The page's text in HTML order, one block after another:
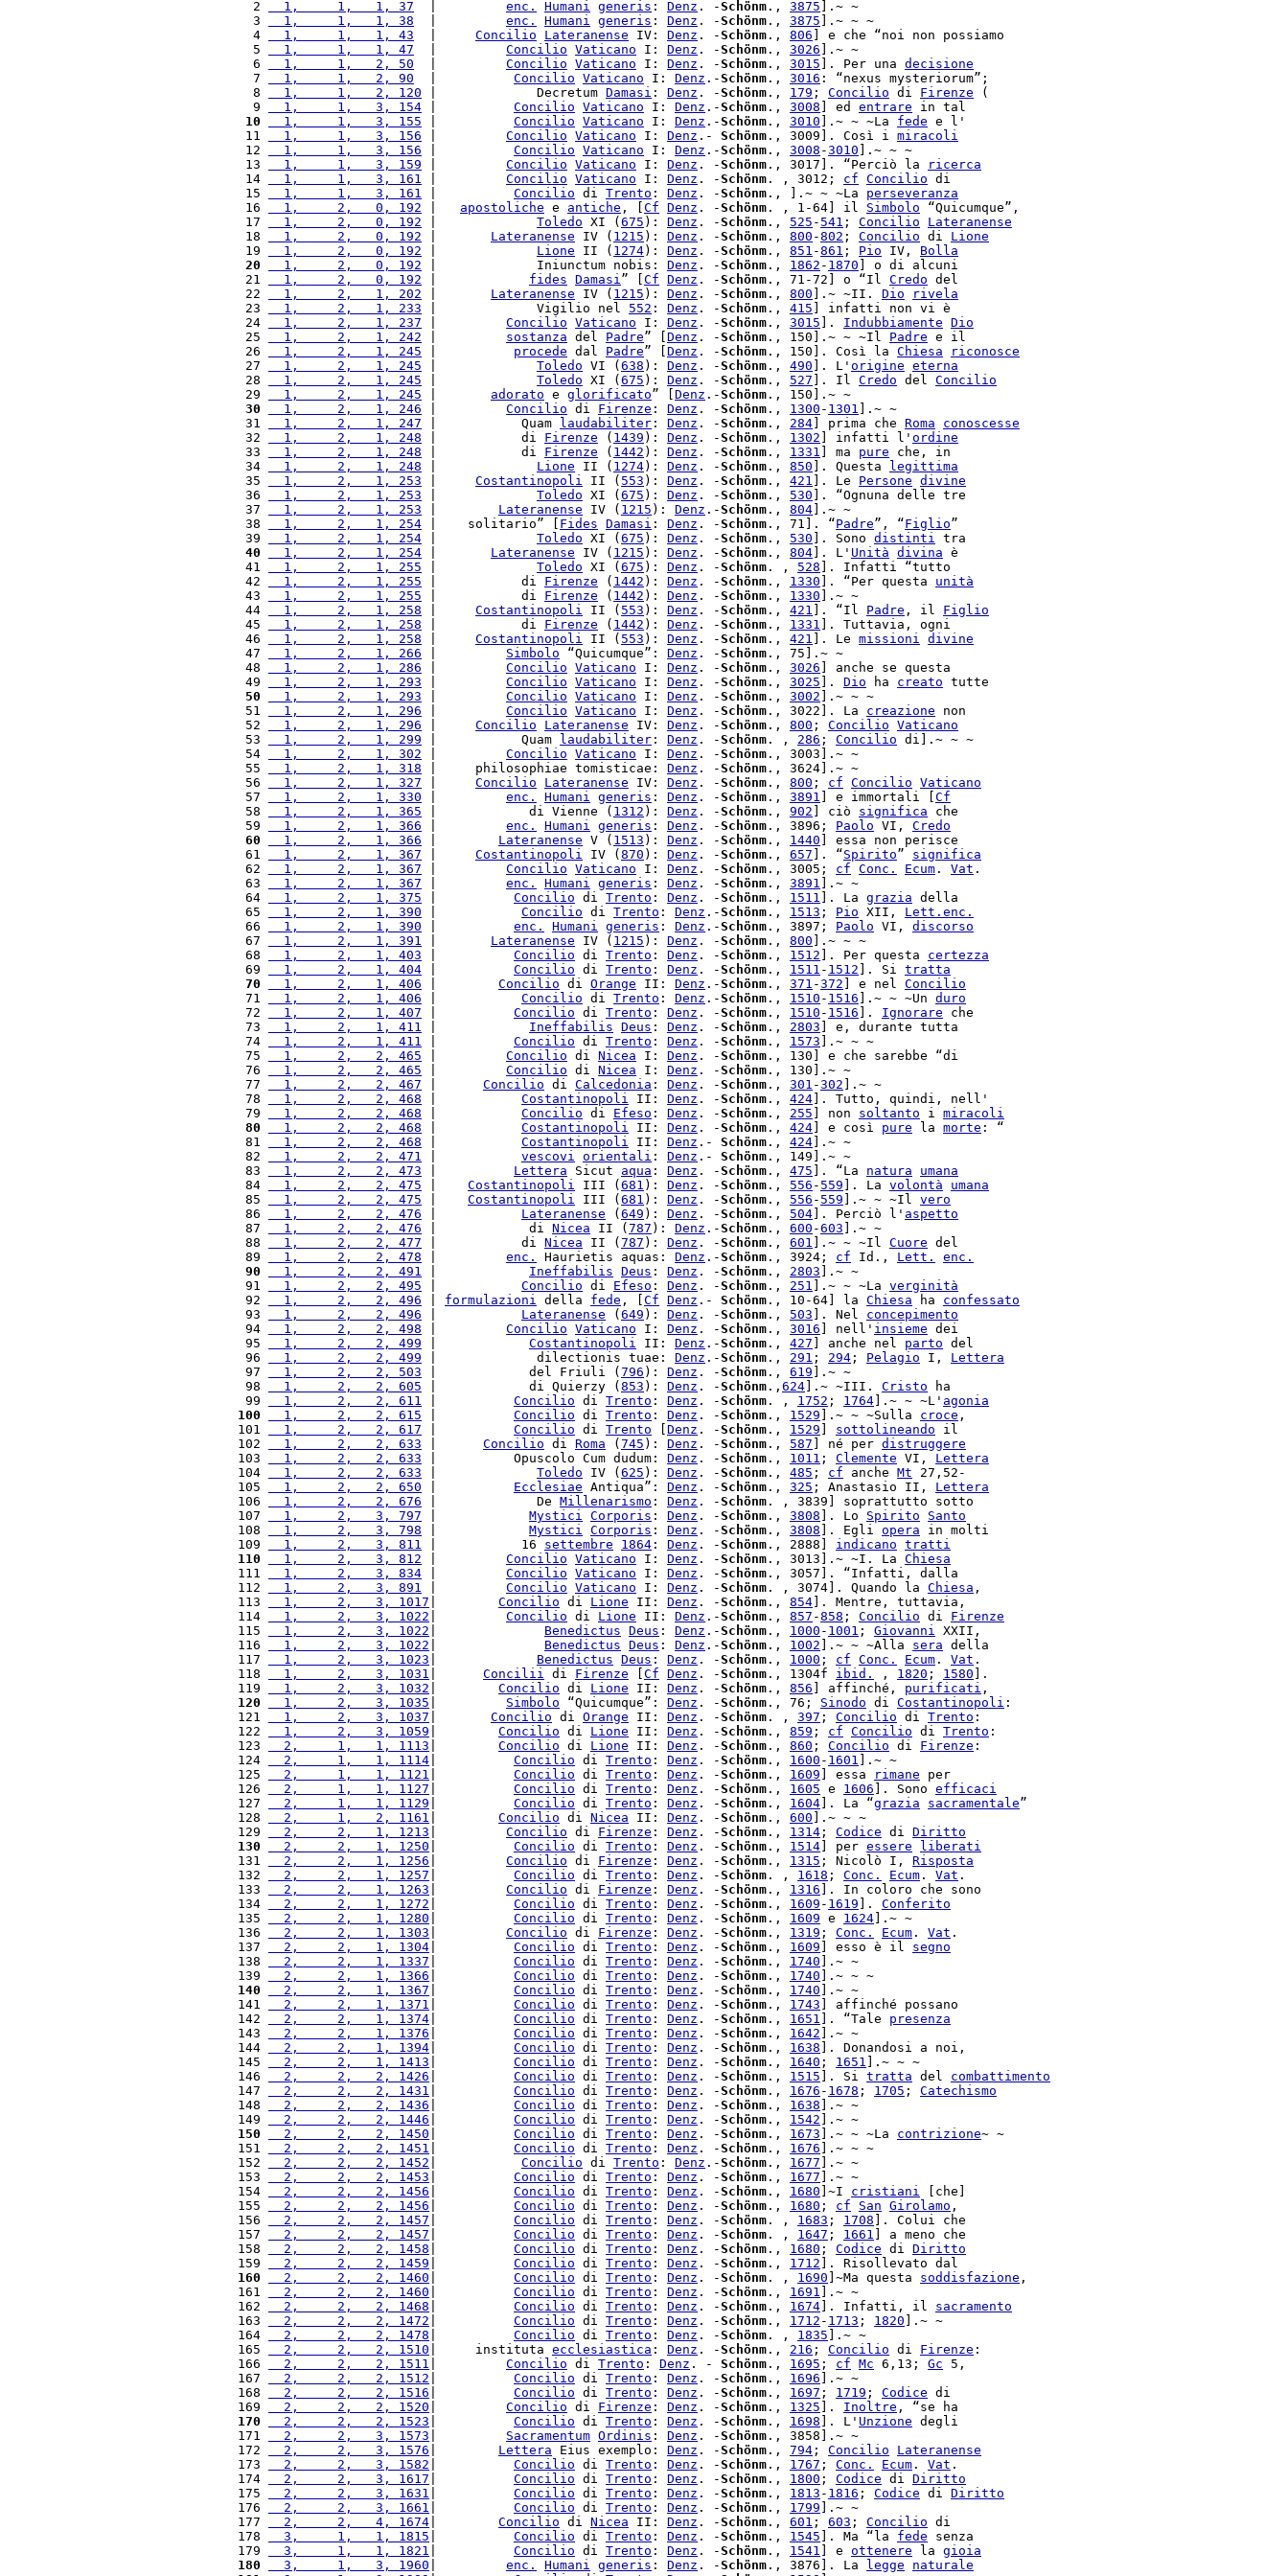
  2
  1,     1,   1, 37
enc. Humani generis : Denz . -Schönm ., 3875 ].~ ~
  3
  1,     1,   1, 38
enc. Humani generis : Denz . -Schönm ., 3875 ].~ ~ ~
  4
  1,     1,   1, 43
Concilio Lateranense IV: Denz . -Schönm ., 806 ] e che “noi non possiamo
  5
  1,     1,   1, 47
Concilio Vaticano I: Denz . -Schönm ., 3026 ].~ ~
  6
  1,     1,   2, 50
Concilio Vaticano I: Denz . -Schönm ., 3015 ]. Per una decisione
  7
  1,     1,   2, 90
Concilio Vaticano I: Denz .-Schönm ., 3016 : “nexus mysteriorum”;
  8
  1,     1,   2, 120
|             Decretum Damasi : Denz . -Schönm ., 179 ; Concilio di Firenze (
  9
  1,     1,   3, 154
Concilio Vaticano I: Denz .-Schönm ., 3008 ] ed entrare
10
  1,     1,   3, 155
Concilio Vaticano I: Denz .-Schönm ., 3010 ].~ ~ ~La fede e l'
11
  1,     1,   3, 156
Concilio Vaticano I: Denz .- Schönm ., 3009]. Così i miracoli
12
  1,     1,   3, 156
Concilio Vaticano I: Denz .-Schönm ., 3008 -3010 ].~ ~ ~
13
  1,     1,   3, 159
Concilio Vaticano I: Denz . -Schönm ., 3017]. “Perciò la
ricerca
14
  1,     1,   3, 161
Concilio Vaticano I: Denz . -Schönm . , 3012; cf Concilio di
15
  1,     1,   3, 161
Concilio di Trento : Denz . -Schönm ., ].~ ~ ~La perseveranza
16
  1,     2,   0, 192
apostoliche e antiche , [ Cf Denz . -Schönm . , 1-64] il Simbolo “Quicumque”,
17
  1,     2,   0, 192
Toledo XI ( 675 ): Denz . -Schönm ., 525 - 541 ; Concilio
Lateranense
18
  1,     2,   0, 192
Lateranense IV ( 1215 ): Denz . -Schönm ., 800 -802 ; Concilio di Lione
19
  1,     2,   0, 192
Lione II ( 1274): Denz . -Schönm ., 851 -861 ; Pio IV, Bolla
20
  1,     2,   0, 192
|             Iniunctum nobis: Denz . -Schönm ., 1862 - 1870 ] o di alcuni
21
  1,     2,   0, 192
fides Damasi” [ Cf Denz . -Schönm ., 71-72] o “Il Credo del
22
  1,     2,   1, 202
Lateranense IV ( 1215 ): Denz . -Schönm ., 800 ].~ ~II. Dio
rivela
23
  1,     2,   1, 233
|             Vigilio nel 552 : Denz . -Schönm ., 415 ] infatti non vi è
24
  1,     2,   1, 237
Concilio Vaticano I: Denz . -Schönm ., 3015 ]. Indubbiamente Dio
25
  1,     2,   1, 242
sostanza del Padre” [ Denz . -Schönm ., 150].~ ~ ~Il Padre e il
26
  1,     2,   1, 245
procede dal Padre” [ Denz . -Schönm ., 150]. Così la Chiesa
riconosce
27
  1,     2,   1, 245
Toledo VI ( 638 ): Denz . -Schönm ., 490 ]. L' origine eterna
28
  1,     2,   1, 245
Toledo XI ( 675 ): Denz . -Schönm ., 527 ]. Il Credo del Concilio
29
  1,     2,   1, 245
adorato e glorificato” [ Denz .-Schönm
30
  1,     2,   1, 246
Concilio di Firenze : Denz . -Schönm ., 1300 - 1301 ].~ ~
31
  1,     2,   1, 247
|           Quam laudabiliter : Denz . -Schönm ., 284 ] prima che Roma
conoscesse
32
  1,     2,   1, 248
|           di Firenze ( 1439 ): Denz . -Schönm ., 1302 ] infatti l' ordine
33
  1,     2,   1, 248
|           di Firenze ( 1442 ): Denz . -Schönm ., 1331 ] ma pure che, in
34
  1,     2,   1, 248
Lione II ( 1274): Denz . -Schönm ., 850 ]. Questa
legittima
35
  1,     2,   1, 253
Costantinopoli II ( 553 ): Denz . -Schönm ., 421 ]. Le Persone divine
36
  1,     2,   1, 253
Toledo XI ( 675 ): Denz . -Schönm ., 530 ]. “Ognuna delle tre
37
  1,     2,   1, 253
Lateranense IV ( 1215 ): Denz .-Schönm ., 804 ].~ ~
38
  1,     2,   1, 254
|    solitario” [ Fides Damasi : Denz . -Schönm ., 71]. “Padre”, “Figlio”
39
  1,     2,   1, 254
Toledo XI ( 675 ): Denz . -Schönm ., 530 ]. Sono distinti
40
  1,     2,   1, 254
Lateranense IV ( 1215 ): Denz . -Schönm ., 804 ]. L' Unità divina è
41
  1,     2,   1, 255
Toledo XI ( 675 ): Denz . -Schönm . , 528 ]. Infatti “tutto
42
  1,     2,   1, 255
|           di Firenze ( 1442 ): Denz . -Schönm ., 1330 ]. “Per questa unità
43
  1,     2,   1, 255
|           di Firenze ( 1442 ): Denz . -Schönm ., 1330 ].~ ~
44
  1,     2,   1, 258
Costantinopoli II ( 553 ): Denz . -Schönm ., 421 ]. “Il Padre , il Figlio
45
  1,     2,   1, 258
|           di Firenze ( 1442 ): Denz . -Schönm ., 1331 ]. Tuttavia, ogni
46
  1,     2,   1, 258
Costantinopoli II ( 553 ): Denz . -Schönm ., 421 ]. Le missioni divine
47
  1,     2,   1, 266
Simbolo “Quicumque”: Denz . -Schönm ., 75].~ ~
48
  1,     2,   1, 286
Concilio Vaticano I: Denz . -Schönm ., 3026 ] anche se questa
49
  1,     2,   1, 293
Concilio Vaticano I: Denz . -Schönm ., 3025 ]. Dio ha creato
50
  1,     2,   1, 293
Concilio Vaticano I: Denz . -Schönm ., 3002 ].~ ~ ~
51
  1,     2,   1, 296
Concilio Vaticano I: Denz . -Schönm ., 3022]. La creazione non
52
  1,     2,   1, 296
Concilio Lateranense IV: Denz . -Schönm ., 800 ; Concilio Vaticano
53
  1,     2,   1, 299
|           Quam laudabiliter : Denz . -Schönm . , 286 ; Concilio di].~ ~ ~
54
  1,     2,   1, 302
Concilio Vaticano I: Denz . -Schönm ., 3003].~ ~
55
  1,     2,   1, 318
|     philosophiae tomisticae: Denz . -Schönm ., 3624].~ ~
56
  1,     2,   1, 327
Concilio Lateranense IV: Denz . -Schönm ., 800 ; cf Concilio Vaticano
57
  1,     2,   1, 330
enc. Humani generis : Denz . -Schönm ., 3891 ] e immortali [ Cf
58
  1,     2,   1, 365
|            di Vienne ( 1312 ): Denz . -Schönm ., 902 ] ciò significa che
59
  1,     2,   1, 366
enc. Humani generis : Denz . -Schönm ., 3896; Paolo VI, Credo
60
  1,     2,   1, 366
Lateranense V ( 1513 ): Denz . -Schönm ., 1440 ] essa non perisce
61
  1,     2,   1, 367
Costantinopoli IV ( 870 ): Denz . -Schönm ., 657 ]. “Spirito” significa
62
  1,     2,   1, 367
Concilio Vaticano I: Denz . -Schönm ., 3005; cf Conc. Ecum . Vat .
63
  1,     2,   1, 367
enc. Humani generis : Denz . -Schönm ., 3891 ].~ ~
64
  1,     2,   1, 375
Concilio di Trento : Denz . -Schönm ., 1511 ]. La grazia della
65
  1,     2,   1, 390
Concilio di Trento : Denz .-Schönm ., 1513 ; Pio XII, Lett. enc.
66
  1,     2,   1, 390
enc. Humani generis : Denz .-Schönm ., 3897; Paolo VI, discorso
67
  1,     2,   1, 391
Lateranense IV ( 1215 ): Denz . -Schönm ., 800 ].~ ~ ~
68
  1,     2,   1, 403
Concilio di Trento : Denz . -Schönm ., 1512 ]. Per questa certezza
69
  1,     2,   1, 404
Concilio di Trento : Denz . -Schönm ., 1511 - 1512 ]. Si tratta
70
  1,     2,   1, 406
Concilio di Orange II: Denz .-Schönm ., 371 -372 ] e nel Concilio
71
  1,     2,   1, 406
Concilio di Trento : Denz .-Schönm ., 1510 - 1516 ].~ ~ ~Un duro
72
  1,     2,   1, 407
Concilio di Trento : Denz . -Schönm ., 1510 - 1516 ]. Ignorare che
73
  1,     2,   1, 411
Ineffabilis Deus : Denz . -Schönm ., 2803 ] e, durante tutta
74
  1,     2,   1, 411
Concilio di Trento : Denz . -Schönm ., 1573 ].~ ~ ~
75
  1,     2,   2, 465
Concilio di Nicea I: Denz . -Schönm ., 130] e che sarebbe “di
76
  1,     2,   2, 465
Concilio di Nicea I: Denz . -Schönm ., 130].~ ~
77
  1,     2,   2, 467
Concilio di Calcedonia : Denz . -Schönm ., 301 -302 ].~ ~
78
  1,     2,   2, 468
Costantinopoli II: Denz . -Schönm ., 424 ]. Tutto, quindi, nell'
79
  1,     2,   2, 468
Concilio di Efeso : Denz . -Schönm ., 255 ] non soltanto i miracoli
80
  1,     2,   2, 468
Costantinopoli II: Denz . -Schönm ., 424 ] e così pure la morte : “
81
  1,     2,   2, 468
Costantinopoli II: Denz .- Schönm ., 424 ].~ ~
82
  1,     2,   2, 471
vescovi orientali : Denz .- Schönm ., 149].~ ~
83
  1,     2,   2, 473
Lettera Sicut aqua : Denz . -Schönm ., 475 ]. “La natura
umana
84
  1,     2,   2, 475
Costantinopoli III ( 681 ): Denz . -Schönm ., 556 - 559 ]. La volontà
umana
85
  1,     2,   2, 475
Costantinopoli III ( 681 ): Denz . -Schönm ., 556 - 559 ].~ ~ ~Il vero
86
  1,     2,   2, 476
Lateranense ( 649 ): Denz . -Schönm ., 504 ]. Perciò l' aspetto
87
  1,     2,   2, 476
|            di Nicea II ( 787 ): Denz .-Schönm ., 600 -603 ].~ ~
88
  1,     2,   2, 477
|           di Nicea II ( 787 ): Denz . -Schönm ., 601 ].~ ~ ~Il Cuore del
89
  1,     2,   2, 478
enc. Haurietis aquas: Denz .-Schönm ., 3924; cf Id., Lett.
enc.
90
  1,     2,   2, 491
Ineffabilis Deus : Denz . -Schönm ., 2803 ].~ ~
91
  1,     2,   2, 495
Concilio di Efeso : Denz . -Schönm ., 251 ].~ ~ ~La verginità
92
  1,     2,   2, 496
formulazioni della fede , [ Cf Denz .- Schönm ., 10-64] la Chiesa ha confessato
93
  1,     2,   2, 496
Lateranense ( 649 ): Denz . -Schönm ., 503 ]. Nel concepimento
94
  1,     2,   2, 498
Concilio Vaticano I: Denz . -Schönm ., 3016 ] nell' insieme dei
95
  1,     2,   2, 499
Costantinopoli II: Denz .-Schönm ., 427 ] anche nel parto del
96
  1,     2,   2, 499
|             dilectionis tuae: Denz .-Schönm ., 291 ; 294 ; Pelagio I, Lettera
97
  1,     2,   2, 503
|            del Friuli ( 796 ): Denz . -Schönm ., 619 ].~ ~
98
  1,     2,   2, 605
|            di Quierzy ( 853 ): Denz . -Schönm ., 624 ].~ ~III. Cristo ha
99
  1,     2,   2, 611
Concilio di Trento : Denz . -Schönm . , 1752 ; 1764 ].~ ~ ~L' agonia
100
  1,     2,   2, 615
Concilio di Trento : Denz . -Schönm ., 1529 ].~ ~ ~Sulla croce ,
101
  1,     2,   2, 617
Concilio di Trento Denz . -Schönm ., 1529 sottolineando il
102
  1,     2,   2, 633
Concilio di Roma ( 745 ): Denz . -Schönm ., 587 ] né per distruggere
103
  1,     2,   2, 633
|          Opuscolo Cum dudum: Denz . -Schönm ., 1011 ; Clemente VI, Lettera
104
  1,     2,   2, 633
Toledo IV ( 625 ): Denz . -Schönm ., 485 ; cf anche Mt 27,52-
105
  1,     2,   2, 650
Ecclesiae Antiqua”: Denz . -Schönm ., 325 ; Anastasio II, Lettera
106
  1,     2,   2, 676
|             De Millenarismo : Denz . -Schönm . , 3839] soprattutto sotto
107
  1,     2,   3, 797
Mystici Corporis : Denz . -Schönm ., 3808 ]. Lo Spirito
Santo
108
  1,     2,   3, 798
Mystici Corporis : Denz . -Schönm ., 3808 ]. Egli opera in molti
109
  1,     2,   3, 811
|           16 settembre 1864 : Denz . -Schönm ., 2888] indicano tratti
110
  1,     2,   3, 812
Concilio Vaticano I: Denz . -Schönm ., 3013].~ ~I. La Chiesa
111
  1,     2,   3, 834
Concilio Vaticano I: Denz . -Schönm ., 3057]. “Infatti, dalla
112
  1,     2,   3, 891
Concilio Vaticano I: Denz . -Schönm . , 3074]. Quando la Chiesa ,
113
  1,     2,   3, 1017
Concilio di Lione II: Denz . -Schönm ., 854 ]. Mentre, tuttavia,
114
  1,     2,   3, 1022
Concilio di Lione II: Denz .-Schönm ., 857 -858 ; Concilio di Firenze
115
  1,     2,   3, 1022
Benedictus Deus : Denz .-Schönm ., 1000 - 1001 ; Giovanni XXII,
116
  1,     2,   3, 1022
Benedictus Deus : Denz .-Schönm ., 1002 ].~ ~ ~Alla sera della
117
  1,     2,   3, 1023
Benedictus Deus : Denz . -Schönm ., 1000 ; cf Conc. Ecum . Vat .
118
  1,     2,   3, 1031
Concilii di Firenze Cf Denz . -Schönm ., 1304f ibid. , 1820 ; 1580 ].
119
  1,     2,   3, 1032
Concilio di Lione II: Denz . -Schönm ., 856 ] affinché, purificati
120
  1,     2,   3, 1035
Simbolo “Quicumque”: Denz . -Schönm ., 76; Sinodo di Costantinopoli :
121
  1,     2,   3, 1037
Concilio di Orange II: Denz . -Schönm . , 397 ; Concilio di Trento :
122
  1,     2,   3, 1059
Concilio di Lione II: Denz . -Schönm ., 859 ; cf Concilio di Trento :
123
  2,     1,   1, 1113
Concilio di Lione II: Denz . -Schönm ., 860 ; Concilio di Firenze :
124
  2,     1,   1, 1114
Concilio di Trento : Denz . -Schönm ., 1600 - 1601 ].~ ~
125
  2,     1,   1, 1121
Concilio di Trento : Denz . -Schönm ., 1609 ] essa rimane per
126
  2,     1,   1, 1127
Concilio di Trento : Denz . -Schönm ., 1605 e 1606 ]. Sono efficaci
127
  2,     1,   1, 1129
Concilio di Trento : Denz . -Schönm ., 1604 ]. La “grazia sacramentale”
128
  2,     1,   2, 1161
Concilio di Nicea II: Denz . -Schönm ., 600 ].~ ~ ~
129
  2,     2,   1, 1213
Concilio di Firenze : Denz . -Schönm ., 1314 ; Codice di Diritto
130
  2,     2,   1, 1250
Concilio di Trento : Denz . -Schönm ., 1514 ] per essere
liberati
131
  2,     2,   1, 1256
Concilio di Firenze : Denz . -Schönm ., 1315 ; Nicolò I, Risposta
132
  2,     2,   1, 1257
Concilio di Trento : Denz . -Schönm . , 1618 ; Conc. Ecum . Vat .
133
  2,     2,   1, 1263
Concilio di Firenze : Denz . -Schönm ., 1316 ]. In coloro che sono
134
  2,     2,   1, 1272
Concilio di Trento : Denz . -Schönm ., 1609 - 1619 ]. Conferito
135
  2,     2,   1, 1280
Concilio di Trento : Denz . -Schönm ., 1609 e 1624 ].~ ~
136
  2,     2,   1, 1303
Concilio di Firenze : Denz . -Schönm ., 1319 ; Conc. Ecum . Vat .
137
  2,     2,   1, 1304
Concilio di Trento : Denz . -Schönm ., 1609 ] esso è il segno
138
  2,     2,   1, 1337
Concilio di Trento : Denz . -Schönm ., 1740 ].~ ~
139
  2,     2,   1, 1366
Concilio di Trento : Denz . -Schönm ., 1740
140
  2,     2,   1, 1367
Concilio di Trento : Denz . -Schönm ., 1740 ].~ ~
141
  2,     2,   1, 1371
Concilio di Trento : Denz . -Schönm ., 1743 ] affinché possano
142
  2,     2,   1, 1374
Concilio di Trento : Denz . -Schönm ., 1651 ]. “Tale presenza
143
  2,     2,   1, 1376
Concilio di Trento : Denz . -Schönm ., 1642 ].~ ~
144
  2,     2,   1, 1394
Concilio di Trento : Denz . -Schönm ., 1638 ]. Donandosi a noi,
145
  2,     2,   1, 1413
Concilio di Trento : Denz . -Schönm ., 1640 ; 1651 ].~ ~ ~
146
  2,     2,   2, 1426
Concilio di Trento : Denz . -Schönm ., 1515 ]. Si tratta del combattimento
147
  2,     2,   2, 1431
Concilio di Trento : Denz . -Schönm ., 1676 - 1678 ; 1705 ; Catechismo
148
  2,     2,   2, 1436
Concilio di Trento : Denz . -Schönm ., 1638 ].~ ~
149
  2,     2,   2, 1446
Concilio di Trento : Denz . -Schönm ., 1542
150
  2,     2,   2, 1450
Concilio di Trento : Denz . -Schönm ., 1673 ].~ ~ ~La contrizione~ ~
151
  2,     2,   2, 1451
Concilio di Trento : Denz . -Schönm ., 1676 ].~ ~ ~
152
  2,     2,   2, 1452
Concilio di Trento : Denz .-Schönm ., 1677 ].~ ~
153
  2,     2,   2, 1453
Concilio di Trento : Denz . -Schönm ., 1677 ].~ ~
154
  2,     2,   2, 1456
Concilio di Trento : Denz . -Schönm ., 1680 ]~I cristiani [che]
155
  2,     2,   2, 1456
Concilio di Trento : Denz . -Schönm ., 1680 ; cf San Girolamo ,
156
  2,     2,   2, 1457
Concilio di Trento : Denz . -Schönm . , 1683 ; 1708 ]. Colui che
157
  2,     2,   2, 1457
Concilio di Trento : Denz . -Schönm . , 1647 ; 1661 ] a meno che
158
  2,     2,   2, 1458
Concilio di Trento : Denz . -Schönm ., 1680 ; Codice di Diritto
159
  2,     2,   2, 1459
Concilio di Trento : Denz . -Schönm ., 1712
160
  2,     2,   2, 1460
Concilio di Trento : Denz . -Schönm . , 1690 ]~Ma questa soddisfazione ,
161
  2,     2,   2, 1460
Concilio di Trento : Denz . -Schönm ., 1691 ].~ ~
162
  2,     2,   2, 1468
Concilio di Trento : Denz . -Schönm ., 1674 ]. Infatti, il sacramento
163
  2,     2,   2, 1472
Concilio di Trento : Denz . -Schönm ., 1712 - 1713 ; 1820 ].~ ~
164
  2,     2,   2, 1478
Concilio di Trento : Denz . -Schönm . , 1835 ].~ ~
165
  2,     2,   2, 1510
|     instituta ecclesiastica : Denz . -Schönm ., 216 ; Concilio di Firenze :
166
  2,     2,   2, 1511
Concilio di Trento : Denz . - Schönm ., 1695 ; cf Mc 6,13; Gc 5,
167
  2,     2,   2, 1512
Concilio di Trento : Denz . -Schönm ., 1696 ].~ ~
168
  2,     2,   2, 1516
Concilio di Trento : Denz . -Schönm ., 1697 ; 1719 ; Codice di
169
  2,     2,   2, 1520
Concilio di Firenze : Denz . -Schönm ., 1325 ]. Inoltre
170
  2,     2,   2, 1523
Concilio di Trento : Denz . -Schönm ., 1698 ]. L' Unzione degli
171
  2,     2,   3, 1573
Sacramentum Ordinis : Denz . -Schönm ., 3858].~ ~
172
  2,     2,   3, 1576
Lettera Eius exemplo: Denz . -Schönm ., 794 ; Concilio
Lateranense
173
  2,     2,   3, 1582
Concilio di Trento : Denz . -Schönm ., 1767 ; Conc. Ecum . Vat .
174
  2,     2,   3, 1617
Concilio di Trento : Denz . -Schönm ., 1800 ; Codice di Diritto
175
  2,     2,   3, 1631
Concilio di Trento : Denz . -Schönm ., 1813 - 1816 ; Codice di Diritto
176
  2,     2,   3, 1661
Concilio di Trento : Denz . -Schönm ., 1799 ].~ ~
177
  2,     2,   4, 1674
Concilio di Nicea II: Denz . -Schönm ., 601 ; 603 ; Concilio di
178
  3,     1,   1, 1815
Concilio di Trento : Denz . -Schönm ., 1545 ]. Ma “la fede senza
179
  3,     1,   1, 1821
Concilio di Trento : Denz . -Schönm ., 1541 ] e ottenere la gioia
180
  3,     1,   3, 1960
enc. Humani generis : Denz . -Schönm ., 3876]. La legge
naturale